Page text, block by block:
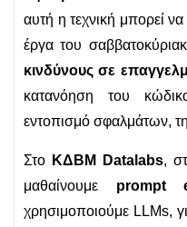
αυτή η τεχνική μπορεί
έργα του
κινδύνους σε
κατανόηση του
εντοπισμό σφαλμάτων,
Στο ΚΔΒΜ Datalabs,
μαθαίνουμε prompt
χρησιμοποιούμε LLMs,